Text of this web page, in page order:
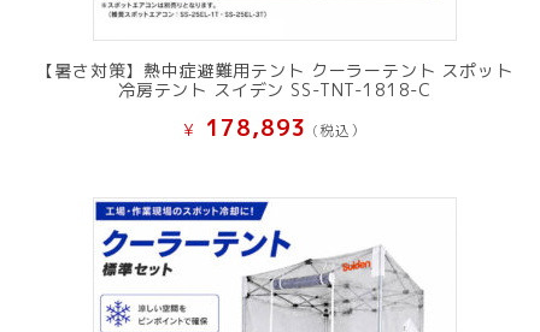
【暑さ対策】熱中症避難用テント クーラーテント スポット
冷房テント スイデン SS-TNT-1818-C
¥ 178,893 (税込）